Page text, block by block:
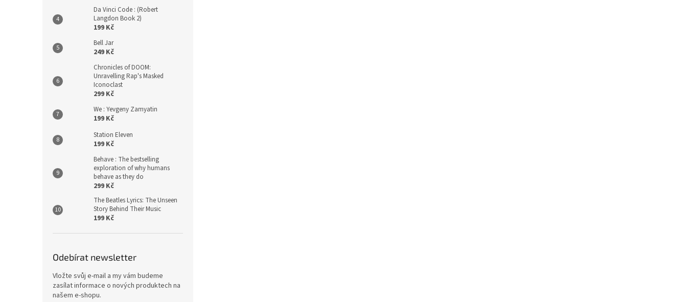
Da Vinci Code : (Robert
Langdon Book 2)
199 Kč
Bell Jar
249 Kč
Chronicles of DOOM:
Unravelling Rap's Masked
Iconoclast
299 Kč
We : Yevgeny Zamyatin
199 Kč
Station Eleven
199 Kč
Behave : The bestselling
exploration of why humans
behave as they do
299 Kč
The Beatles Lyrics: The Unseen
Story Behind Their Music
199 Kč
Odebírat newsletter
Vložte svůj e-mail a my vám budeme
zasílat informace o nových produktech na
našem e-shopu.